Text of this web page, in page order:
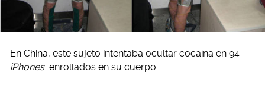
En China, este sujeto intentaba ocultar cocaína en 94
iPhones enrollados en su cuerpo.